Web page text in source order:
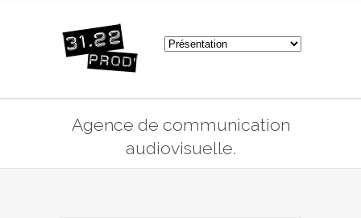
.
Agence de communication
audiovisuelle.